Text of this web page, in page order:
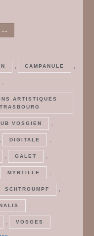
, CAMPANULE ,
,
ARTISTIQUES
VOSGIEN ,
, DIGITALE ,
, GALET ,
MYRTILLE ,
SCHTROUMPF ,
,
, VOSGES